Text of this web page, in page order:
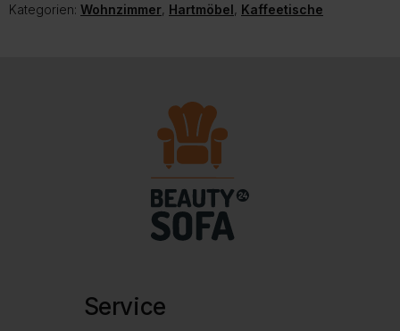
Kategorien: Wohnzimmer, Hartmöbel, Kaffeetische
Service